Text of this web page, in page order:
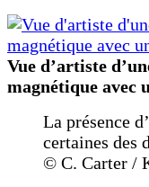
Vue d’artiste
magnétique avec
La présence
certaines des
© C. Carter /